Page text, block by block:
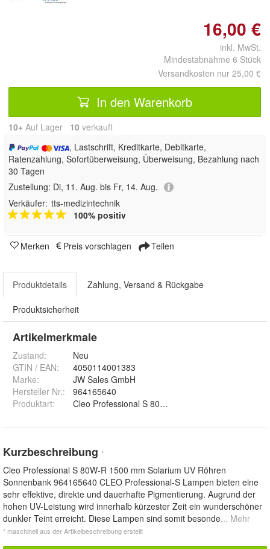
16,00 €
inkl. MwSt.
Mindestabnahme 6 Stück
Versandkosten nur 25,00 €
In den Warenkorb
10+ Auf Lager 10 verkauft
, Lastschrift, Kreditkarte, Debitkarte,
Ratenzahlung, Sofortüberweisung, Überweisung, Bezahlung nach
30 Tagen
Zustellung: Di, 11. Aug. bis Fr, 14. Aug.
Verkäufer: tts-medizintechnik
100% positiv
Merken Preis vorschlagen Teilen
Produktdetails Zahlung, Versand & Rückgabe
Produktsicherheit
Artikelmerkmale
Zustand:
Neu
GTIN / EAN:
4050114001383
Marke:
JW Sales GmbH
Hersteller Nr.:
964165640
Produktart: Cleo Professional S 80W-R Solarium UV Röhren
Kurzbeschreibung *
Cleo Professional S 80W-R 1500 mm Solarium UV Röhren
Sonnenbank 964165640 CLEO Professional-S Lampen bieten eine
sehr effektive, direkte und dauerhafte Pigmentierung. Augrund der
hohen UV-Leistung wird innerhalb kürzester Zeit ein wunderschöner
dunkler Teint erreicht. Diese Lampen sind somit besonde... Mehr
* maschinell aus der Artikelbeschreibung erstellt